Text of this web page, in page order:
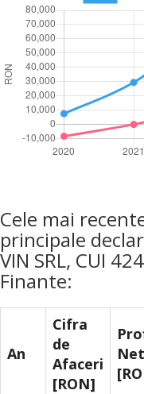
Cele mai
principale
VIN SRL, CUI
Finante:
An
Cifra
de
Afaceri
[RON]
Net